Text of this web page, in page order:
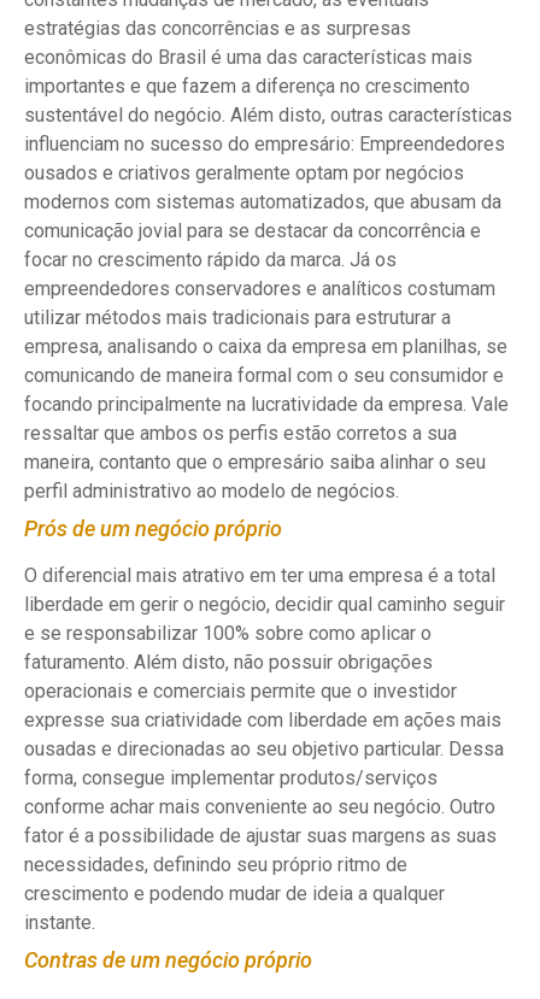
estratégias das concorrências e as surpresas
econômicas do Brasil é uma das características mais
importantes e que fazem a diferença no crescimento
sustentável do negócio. Além disto, outras características
influenciam no sucesso do empresário: Empreendedores
ousados e criativos geralmente optam por negócios
modernos com sistemas automatizados, que abusam da
comunicação jovial para se destacar da concorrência e
focar no crescimento rápido da marca. Já os
empreendedores conservadores e analíticos costumam
utilizar métodos mais tradicionais para estruturar a
empresa, analisando o caixa da empresa em planilhas, se
comunicando de maneira formal com o seu consumidor e
focando principalmente na lucratividade da empresa. Vale
ressaltar que ambos os perfis estão corretos a sua
maneira, contanto que o empresário saiba alinhar o seu
perfil administrativo ao modelo de negócios.
Prós de um negócio próprio
O diferencial mais atrativo em ter uma empresa é a total
liberdade em gerir o negócio, decidir qual caminho seguir
e se responsabilizar 100% sobre como aplicar o
faturamento. Além disto, não possuir obrigações
operacionais e comerciais permite que o investidor
expresse sua criatividade com liberdade em ações mais
ousadas e direcionadas ao seu objetivo particular. Dessa
forma, consegue implementar produtos/serviços
conforme achar mais conveniente ao seu negócio. Outro
fator é a possibilidade de ajustar suas margens as suas
necessidades, definindo seu próprio ritmo de
crescimento e podendo mudar de ideia a qualquer
instante.
Contras de um negócio próprio